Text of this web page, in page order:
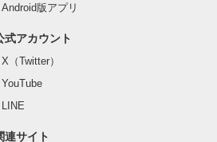
Android版アプリ
式アカウント
X（Twitter）
YouTube
LINE
連サイト